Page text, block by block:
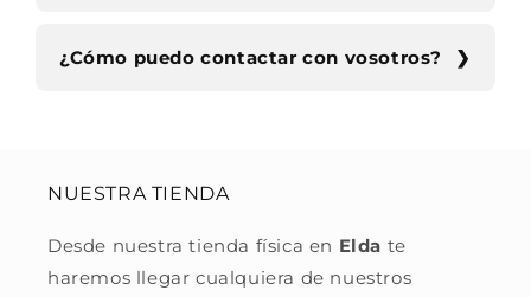
¿Cómo puedo contactar con vosotros?
NUESTRA TIENDA
Desde nuestra tienda física en Elda te
haremos llegar cualquiera de nuestros